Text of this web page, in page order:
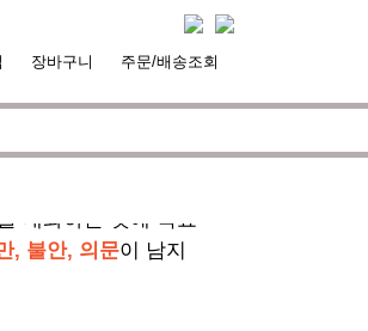
장바구니 주문/배송조회
대화하는 것에 목표
, 불안, 의문이 남지